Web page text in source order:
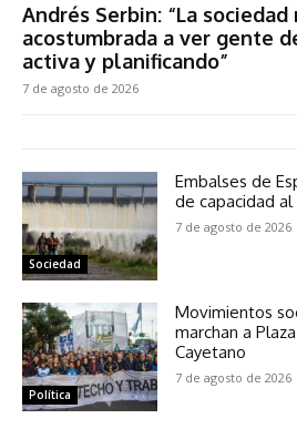
Andrés Serbin: “La sociedad
acostumbrada a ver gente
activa y planificando”
7 de agosto de 2026
Sociedad
Embalses de
de capacidad
7 de agosto de 2026
Política
Movimientos
marchan a
Cayetano
7 de agosto de 2026